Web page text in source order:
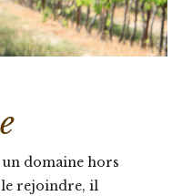
un domaine hors
le rejoindre, il